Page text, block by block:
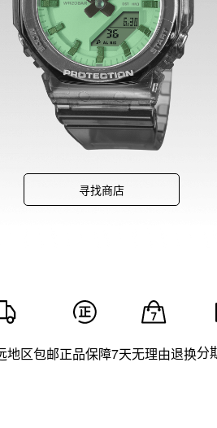
寻找商店
地区包邮正品保障7天无理由退换分